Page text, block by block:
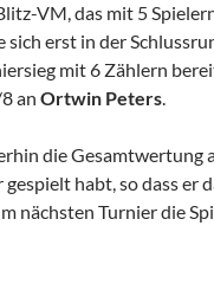
VM, das mit 5
erst in der
mit 6 Zählern
an Ortwin Peters.
die Gesamtwertung
habt, so dass er
nächsten Turnier die